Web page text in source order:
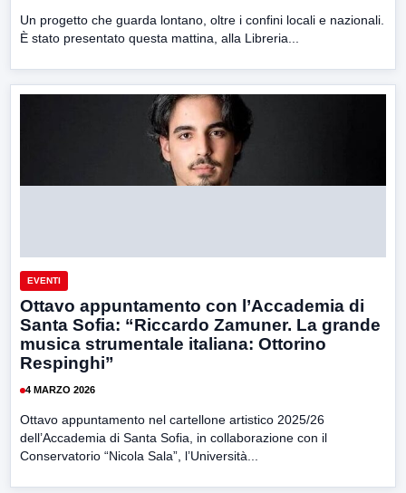
Un progetto che guarda lontano, oltre i confini locali e nazionali.
È stato presentato questa mattina, alla Libreria...
EVENTI
Ottavo appuntamento con l’Accademia di
Santa Sofia: “Riccardo Zamuner. La grande
musica strumentale italiana: Ottorino
Respinghi”
4 MARZO 2026
Ottavo appuntamento nel cartellone artistico 2025/26
dell’Accademia di Santa Sofia, in collaborazione con il
Conservatorio “Nicola Sala”, l’Università...